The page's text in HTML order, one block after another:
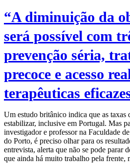
“A diminuição da
será possível com
prevenção séria,
precoce e acesso
terapêuticas
Um estudo britânico indica que as taxas
estabilizar, inclusive em Portugal. Mas
investigador e professor na Faculdade
do Porto, é preciso olhar para os
entrevista, alerta que não se pode parar
que ainda há muito trabalho pela frente,